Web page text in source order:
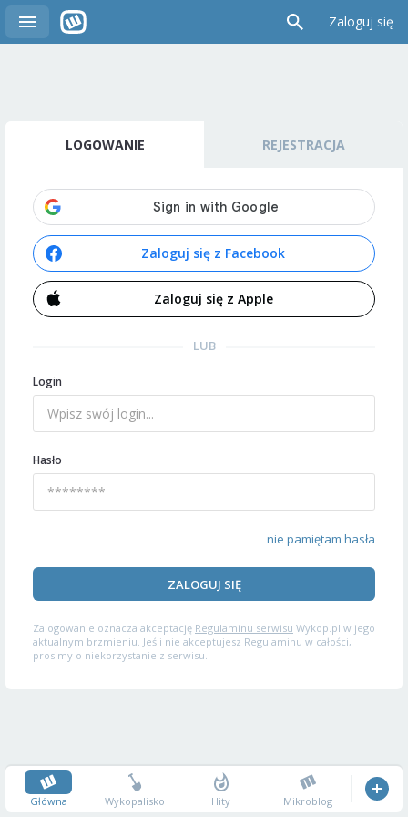
Zaloguj się
LOGOWANIE REJESTRACJA
Zaloguj się z Facebook
Zaloguj się z Apple
LUB
Login
Hasło
nie pamiętam hasła
ZALOGUJ SIĘ
Zalogowanie oznacza akceptację Regulaminu serwisu Wykop.pl w jego
aktualnym brzmieniu. Jeśli nie akceptujesz Regulaminu w całości,
prosimy o niekorzystanie z serwisu.
Główna Wykopalisko Hity Mikroblog